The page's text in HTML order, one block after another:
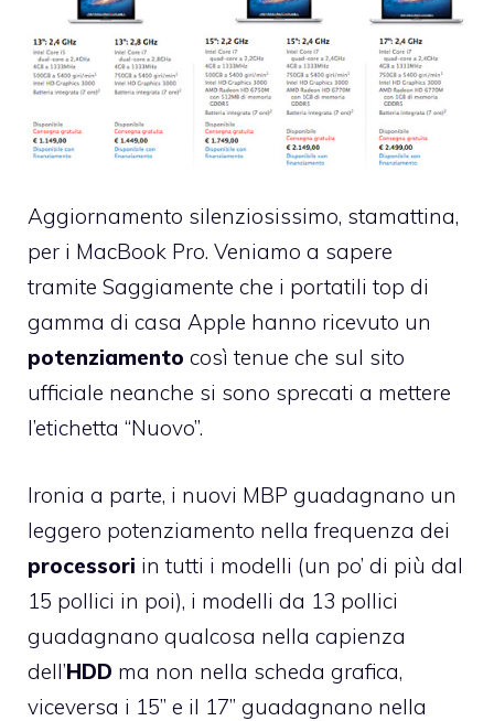
Aggiornamento silenziosissimo, stamattina,
per i MacBook Pro. Veniamo a sapere
tramite Saggiamente che i portatili top di
gamma di casa Apple hanno ricevuto un
potenziamento così tenue che sul sito
ufficiale neanche si sono sprecati a mettere
l’etichetta “Nuovo”.
Ironia a parte, i nuovi MBP guadagnano un
leggero potenziamento nella frequenza dei
processori in tutti i modelli (un po’ di più dal
15 pollici in poi), i modelli da 13 pollici
guadagnano qualcosa nella capienza
dell’HDD ma non nella scheda grafica,
viceversa i 15” e il 17” guadagnano nella